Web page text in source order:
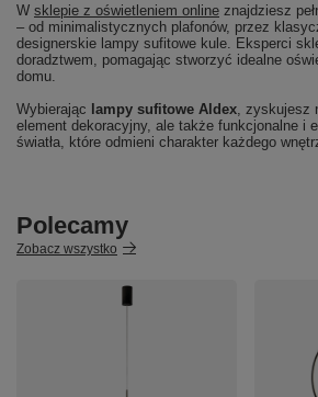
W sklepie z oświetleniem online znajdziesz
– od minimalistycznych plafonów, przez
designerskie lampy sufitowe kule. Eksperci
doradztwem, pomagając stworzyć idealne
domu.
Wybierając lampy sufitowe Aldex ,
element dekoracyjny, ale także funkcjonalne i
światła, które odmieni charakter każdego
Polecamy
Zobacz wszystko